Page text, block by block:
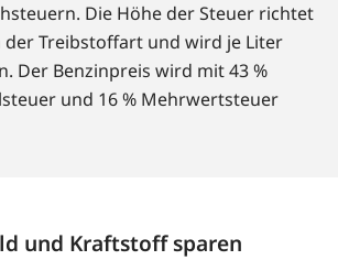
Die Höhe der Steuer richtet
der Treibstoffart und wird je Liter
Der Benzinpreis wird mit 43 %
und 16 % Mehrwertsteuer
und Kraftstoff sparen